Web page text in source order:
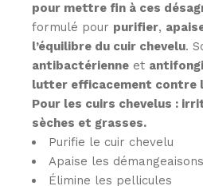
pour mettre fin à ces
formulé pour purifier,
l’équilibre du cuir chevelu.
antibactérienne et
lutter efficacement contre
Pour les cuirs chevelus :
sèches et grasses.
Purifie le cuir chevelu
Apaise les démangeaisons
Élimine les pellicules